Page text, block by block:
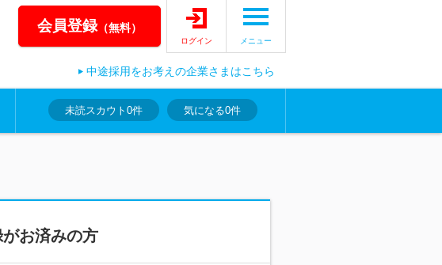
会員登録（無料）
ログイン メニュー
中途採用をお考えの企業さまはこちら
未読スカウト 0件 気になる0件
お済みの方